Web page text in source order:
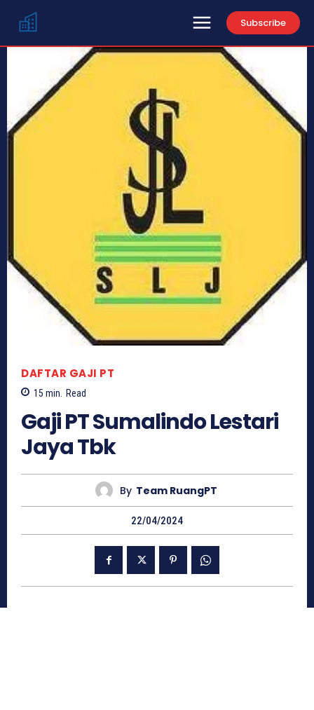
Subscribe
DAFTAR GAJI PT
15 min. Read
Gaji PT Sumalindo Lestari
Jaya Tbk
By Team RuangPT
22/04/2024